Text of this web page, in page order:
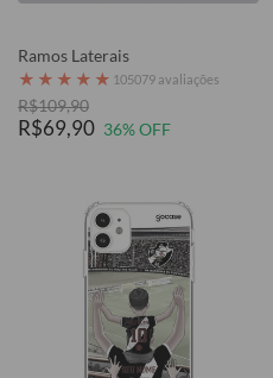
Ramos Laterais
★ ★ ★ ★ ★ 105079 avaliações
R$109,90
R$69,90 36% OFF